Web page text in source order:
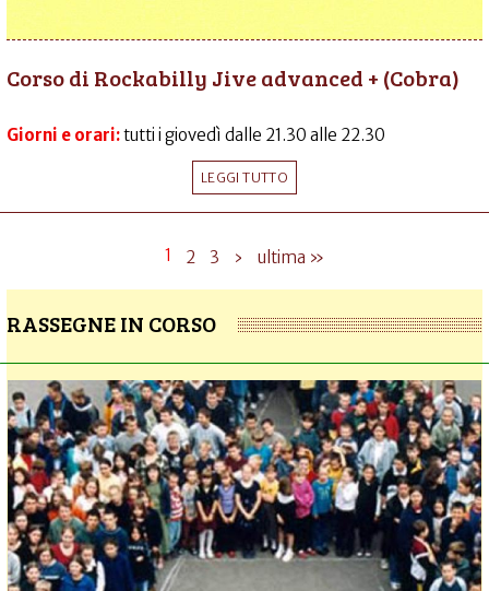
Corso di Rockabilly Jive advanced + (Cobra)
Giorni e orari:tutti i giovedì dalle 21.30 alle 22.30
LEGGI TUTTO
1 2 3 › ultima »
RASSEGNE IN CORSO